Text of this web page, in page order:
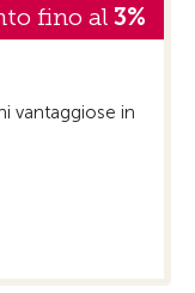
fino al 3%
vantaggiose in